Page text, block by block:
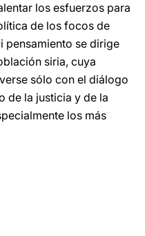
los esfuerzos para
de los focos de
pensamiento se dirige
siria, cuya
sólo con el diálogo
de la justicia y de la
los más